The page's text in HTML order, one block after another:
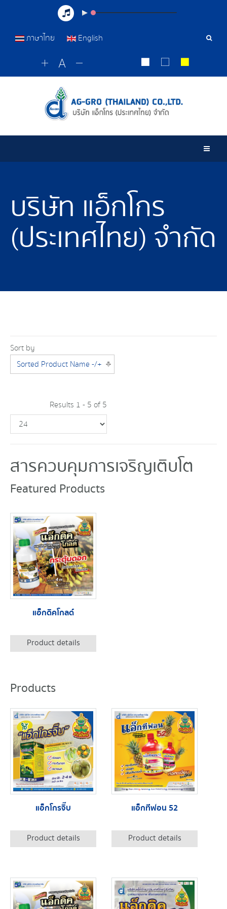
ภาษาไทย English
บริษัท แอ็กโกร
(ประเทศไทย) จำกัด
Sort by
Sorted Product Name -/+
Results 1 - 5 of 5
สารควบคุมการเจริญเติบโต
Featured Products
แอ็กดิคโกลด์
Product details
Products
แอ็กโกรจิ๊บ
Product details
แอ็กทีฟอน 52
Product details